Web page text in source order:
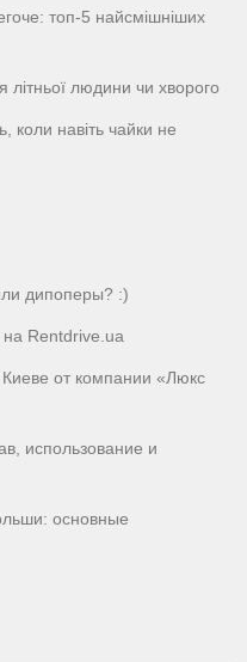
топ-5 найсмішніших
літньої людини чи хворого
коли навіть чайки не
дипоперы? :)
Rentdrive.ua
от компании «Люкс
использование и
основные